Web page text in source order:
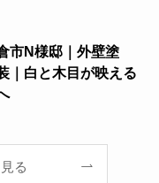
市N様邸｜外壁塗
｜白と木目が映える
る